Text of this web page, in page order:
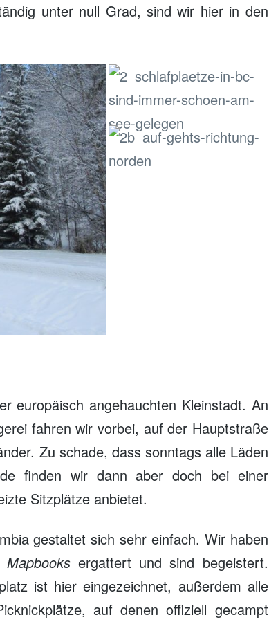
unter null Grad, sind wir hier in den
europäisch angehauchten Kleinstadt. An
fahren wir vorbei, auf der Hauptstraße
Zu schade, dass sonntags alle Läden
finden wir dann aber doch bei einer
Sitzplätze anbietet.
gestaltet sich sehr einfach. Wir haben
Mapbooksergattert und sind begeistert.
ist hier eingezeichnet, außerdem alle
auf denen offiziell gecampt